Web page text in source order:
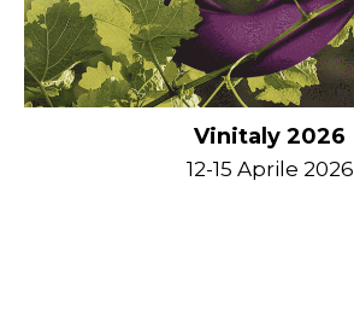
Vinitaly 2026
12-15 Aprile 2026